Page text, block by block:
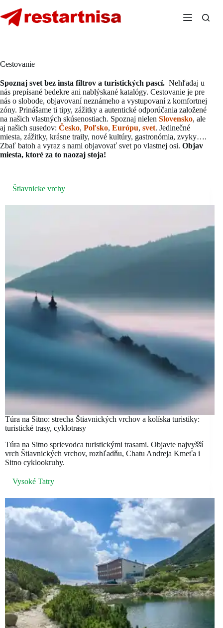
to
content
Cestovanie
Spoznaj svet bez insta filtrov a turistických pascí. Nehľadaj u
nás prepísané bedekre ani nablýskané katalógy. Cestovanie je pre
nás o slobode, objavovaní neznámeho a vystupovaní z komfortnej
zóny. Prinášame ti tipy, zážitky a autentické odporúčania založené
na našich vlastných skúsenostiach. Spoznaj nielen Slovensko, ale
aj našich susedov: Česko, Poľsko, Európu, svet. Jedinečné
miesta, zážitky, krásne traily, nové kultúry, gastronómia, zvyky….
Zbaľ batoh a vyraz s nami objavovať svet po vlastnej osi. Objav
miesta, ktoré za to naozaj stoja!
Štiavnicke vrchy
Túra na Sitno: strecha Štiavnických vrchov a kolíska turistiky:
turistické trasy, cyklotrasy
Túra na Sitno sprievodca turistickými trasami. Objavte najvyšší
vrch Štiavnických vrchov, rozhľadňu, Chatu Andreja Kmeťa i
Sitno cyklookruhy.
Vysoké Tatry